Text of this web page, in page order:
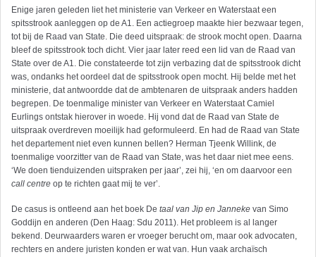
Enige jaren geleden liet het ministerie van Verkeer en Waterstaat een
spitsstrook aanleggen op de A1. Een actiegroep maakte hier bezwaar tegen,
tot bij de Raad van State. Die deed uitspraak: de strook mocht open. Daarna
bleef de spitsstrook toch dicht. Vier jaar later reed een lid van de Raad van
State over de A1. Die constateerde tot zijn verbazing dat de spitsstrook dicht
was, ondanks het oordeel dat de spitsstrook open mocht. Hij belde met het
ministerie, dat antwoordde dat de ambtenaren de uitspraak anders hadden
begrepen. De toenmalige minister van Verkeer en Waterstaat Camiel
Eurlings ontstak hierover in woede. Hij vond dat de Raad van State de
uitspraak overdreven moeilijk had geformuleerd. En had de Raad van State
het departement niet even kunnen bellen? Herman Tjeenk Willink, de
toenmalige voorzitter van de Raad van State, was het daar niet mee eens.
‘We doen tienduizenden uitspraken per jaar’, zei hij, ‘en om daarvoor een
call centre op te richten gaat mij te ver’.
De casus is ontleend aan het boek De taal van Jip en Janneke van Simo
Goddijn en anderen (Den Haag: Sdu 2011). Het probleem is al langer
bekend. Deurwaarders waren er vroeger berucht om, maar ook advocaten,
rechters en andere juristen konden er wat van. Hun vaak archaïsch